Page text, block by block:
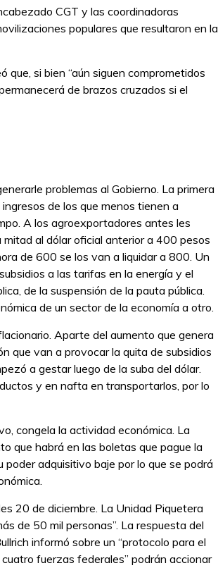
CGT y las coordinadoras
populares que resultaron en la
si bien “aún siguen comprometidos
de brazos cruzados si el
problemas al Gobierno. La primera
de los que menos tienen a
A los agroexportadores antes les
al dólar oficial anterior a 400 pesos
de 600 se los van a liquidar a 800. Un
a las tarifas en la energía y el
de la suspensión de la pauta pública.
de un sector de la economía a otro.
Aparte del aumento que genera
que van a provocar la quita de subsidios
a gestar luego de la suba del dólar.
y en nafta en transportarlos, por lo
congela la actividad económica. La
que habrá en las boletas que pague la
adquisitivo baje por lo que se podrá
20 de diciembre. La Unidad Piquetera
de 50 mil personas”. La respuesta del
informó sobre un “protocolo para el
fuerzas federales” podrán accionar